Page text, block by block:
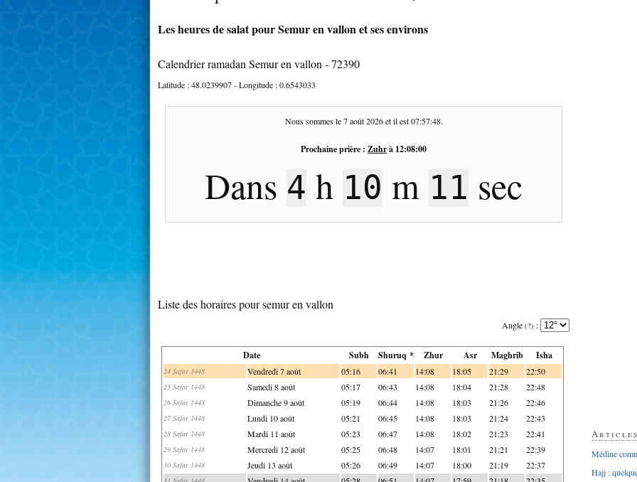
Les heures de salat pour Semur en vallon et ses environs
Calendrier ramadan Semur en vallon - 72390
Latitude :48.0239907- Longitude :0.6543033
Nous sommes le7 août 2026et il est07:57:49.
Prochaine prière : Zuhrà 12:08:00
Dans 4 h 10 m 10 sec
Liste des horaires pour semur en vallon
Angle (?) :
Date Subh Shuruq * Zhur Asr Maghrib Isha
24 Safar 1448 Vendredi 7 août 05:16 06:41 14:08 18:05 21:29 22:50
25 Safar 1448 Samedi 8 août 05:17 06:43 14:08 18:04 21:28 22:48
26 Safar 1448 Dimanche 9 août 05:19 06:44 14:08 18:03 21:26 22:46
27 Safar 1448 Lundi 10 août 05:21 06:45 14:08 18:03 21:24 22:43
28 Safar 1448 Mardi 11 août 05:23 06:47 14:08 18:02 21:23 22:41
29 Safar 1448 Mercredi 12 août 05:25 06:48 14:07 18:01 21:21 22:39
30 Safar 1448 Jeudi 13 août 05:26 06:49 14:07 18:00 21:19 22:37
Médine
Hajj :